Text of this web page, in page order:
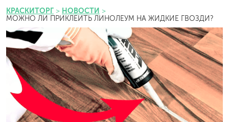
КРАСКИТОРГ НОВОСТИ
МОЖНО ЛИ ПРИКЛЕИТЬ ЛИНОЛЕУМ НА ЖИДКИЕ ГВОЗДИ?